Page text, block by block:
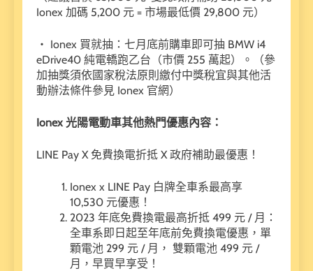
Ionex 加碼 5,200 元 = 市場最低價 29,800 元）
・ Ionex 買就抽：七月底前購車即可抽 BMW i4
eDrive40 純電轎跑乙台（市價 255 萬起）。（參
加抽獎須依國家稅法原則繳付中獎稅宜與其他活
動辦法條件參見 Ionex 官網）
Ionex 光陽電動車其他熱門優惠內容：
LINE Pay X 免費換電折抵 X 政府補助最優惠！
Ionex x LINE Pay 白牌全車系最高享
10,530 元優惠！
2023 年底免費換電最高折抵 499 元 / 月：
全車系即日起至年底前免費換電優惠，單
顆電池 299 元 / 月， 雙顆電池 499 元 /
月，早買早享受！